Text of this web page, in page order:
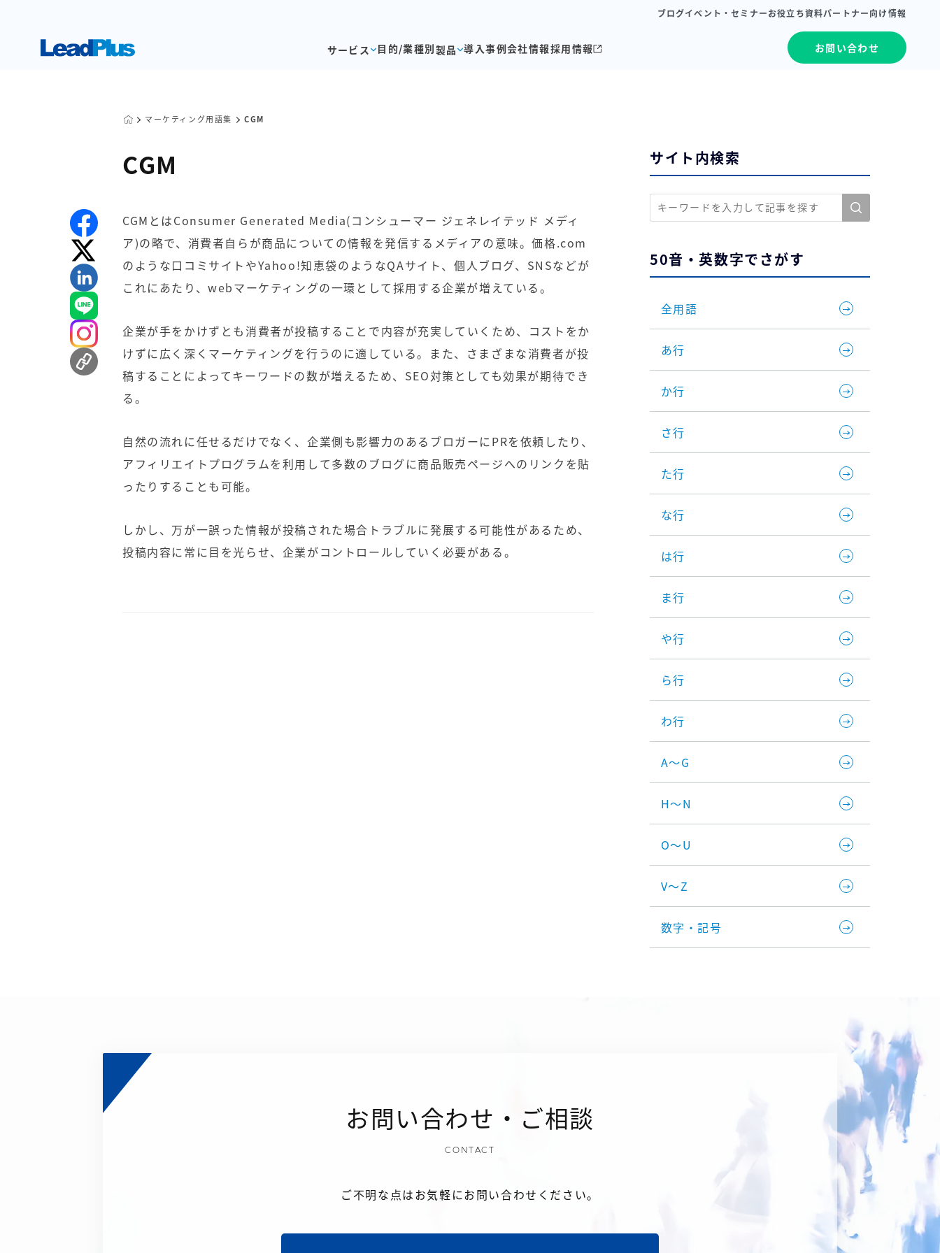
ブログイベント・セミナーお役立ち資料パートナー向け情報
サービス 目的/業種別製品 導入事例会社情報採用情報 お問い合わせ
マーケティング用語集 CGM
CGM
CGMとはConsumer Generated Media(コンシューマー ジェネレイテッド メディ
ア)の略で、消費者自らが商品についての情報を発信するメディアの意味。価格.com
のような口コミサイトやYahoo!知恵袋のようなQAサイト、個人ブログ、SNSなどが
これにあたり、webマーケティングの一環として採用する企業が増えている。
企業が手をかけずとも消費者が投稿することで内容が充実していくため、コストをか
けずに広く深くマーケティングを行うのに適している。また、さまざまな消費者が投
稿することによってキーワードの数が増えるため、SEO対策としても効果が期待でき
る。
自然の流れに任せるだけでなく、企業側も影響力のあるブロガーにPRを依頼したり、
アフィリエイトプログラムを利用して多数のブログに商品販売ページへのリンクを貼
ったりすることも可能。
しかし、万が一誤った情報が投稿された場合トラブルに発展する可能性があるため、
投稿内容に常に目を光らせ、企業がコントロールしていく必要がある。
サイト内検索
50音・英数字でさがす
全用語
あ行
か行
さ行
た行
な行
は行
ま行
や行
ら行
わ行
A～G
H～N
O～U
V～Z
数字・記号
お問い合わせ・ご相談
CONTACT
ご不明な点はお気軽にお問い合わせください。